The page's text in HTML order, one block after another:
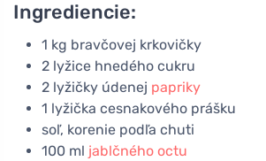
Ingrediencie:
1 kg bravčovej krkovičky
2 lyžice hnedého cukru
2 lyžičky údenej papriky
1 lyžička cesnakového prášku
soľ, korenie podľa chuti
100 ml jablčného octu